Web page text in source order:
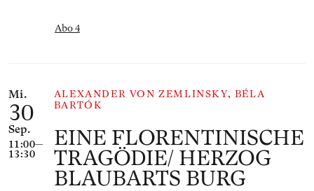
Abo 4
Mi.
30
Sep.
11:00—
13:30
ALEXANDER VON ZEMLINSKY, BÉLA
BARTÓK
EINE FLOREN­TINISCHE
TRAGÖDIE/ HERZOG
BLAUBARTS BURG